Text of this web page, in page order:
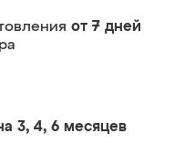
от 7 дней
3, 4, 6 месяцев